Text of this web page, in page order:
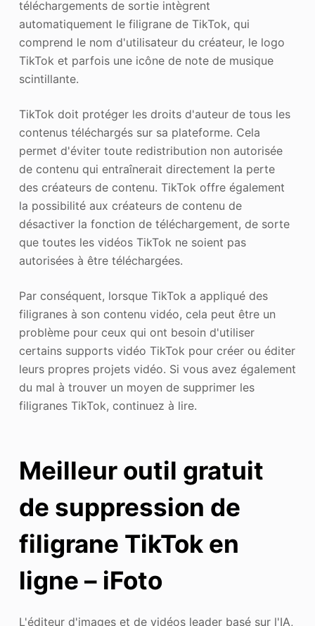
téléchargements de sortie intègrent
automatiquement le filigrane de TikTok, qui
comprend le nom d'utilisateur du créateur, le logo
TikTok et parfois une icône de note de musique
scintillante.
TikTok doit protéger les droits d'auteur de tous les
contenus téléchargés sur sa plateforme. Cela
permet d'éviter toute redistribution non autorisée
de contenu qui entraînerait directement la perte
des créateurs de contenu. TikTok offre également
la possibilité aux créateurs de contenu de
désactiver la fonction de téléchargement, de sorte
que toutes les vidéos TikTok ne soient pas
autorisées à être téléchargées.
Par conséquent, lorsque TikTok a appliqué des
filigranes à son contenu vidéo, cela peut être un
problème pour ceux qui ont besoin d'utiliser
certains supports vidéo TikTok pour créer ou éditer
leurs propres projets vidéo. Si vous avez également
du mal à trouver un moyen de supprimer les
filigranes TikTok, continuez à lire.
Meilleur outil gratuit
de suppression de
filigrane TikTok en
ligne – iFoto
L'éditeur d'images et de vidéos leader basé sur l'IA,